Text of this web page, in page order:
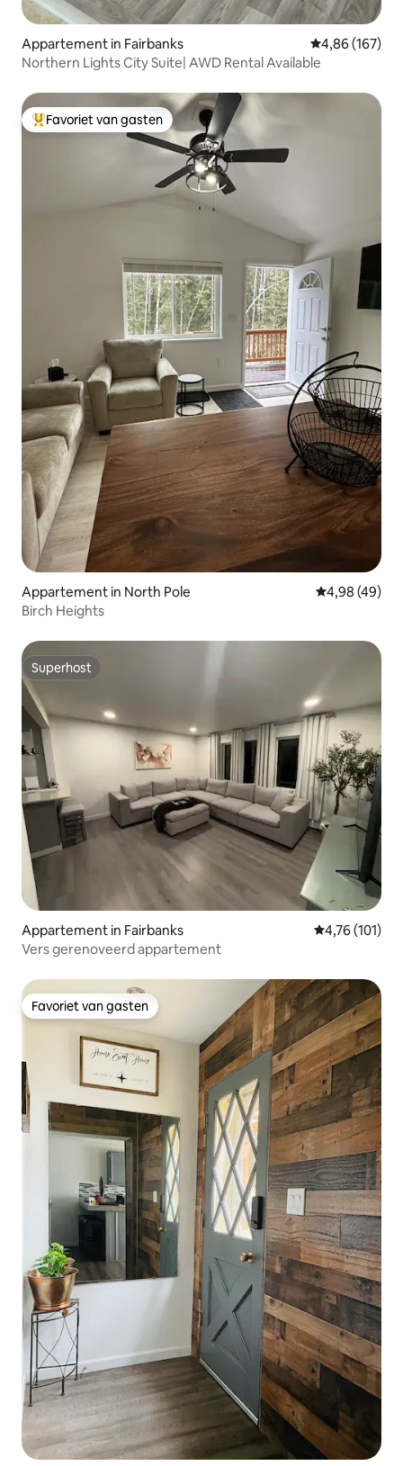
Appartement in Fairbanks Gemiddelde
4,86 (167)
Northern Lights City Suite| AWD Rental Available
Topfavoriet van gasten
Favoriet van gasten
Appartement in North Pole Gemiddelde
4,98 (49)
Birch Heights
Superhost
Superhost
Appartement in Fairbanks Gemiddelde
4,76 (101)
Vers gerenoveerd appartement
Favoriet van gasten
Favoriet van gasten